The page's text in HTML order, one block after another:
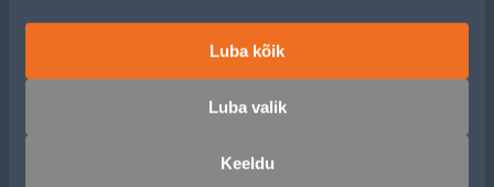
Luba kõik
Luba valik
Keeldu